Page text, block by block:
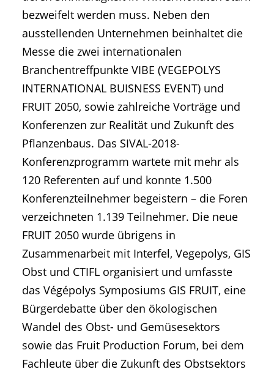
bezweifelt werden muss. Neben den
ausstellenden Unternehmen beinhaltet die
Messe die zwei internationalen
Branchentreffpunkte VIBE (VEGEPOLYS
INTERNATIONAL BUISNESS EVENT) und
FRUIT 2050, sowie zahlreiche Vorträge und
Konferenzen zur Realität und Zukunft des
Pflanzenbaus. Das SIVAL-2018-
Konferenzprogramm wartete mit mehr als
120 Referenten auf und konnte 1.500
Konferenzteilnehmer begeistern – die Foren
verzeichneten 1.139 Teilnehmer. Die neue
FRUIT 2050 wurde übrigens in
Zusammenarbeit mit Interfel, Vegepolys, GIS
Obst und CTIFL organisiert und umfasste
das Végépolys Symposiums GIS FRUIT, eine
Bürgerdebatte über den ökologischen
Wandel des Obst- und Gemüsesektors
sowie das Fruit Production Forum, bei dem
Fachleute über die Zukunft des Obstsektors